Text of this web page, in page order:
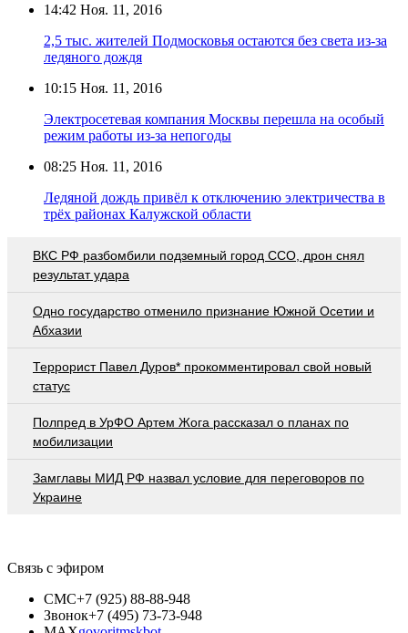
14:42 Ноя. 11, 2016
2,5 тыс. жителей Подмосковья остаются без света из-за
ледяного дождя
10:15 Ноя. 11, 2016
Электросетевая компания Москвы перешла на особый
режим работы из-за непогоды
08:25 Ноя. 11, 2016
Ледяной дождь привёл к отключению электричества в
трёх районах Калужской области
ВКС РФ разбомбили подземный город ССО, дрон снял
результат удара
Одно государство отменило признание Южной Осетии и
Абхазии
Террорист Павел Дуров* прокомментировал свой новый
статус
Полпред в УрФО Артем Жога рассказал о планах по
мобилизации
Замглавы МИД РФ назвал условие для переговоров по
Украине
Связь с эфиром
СМС+7 (925) 88-88-948
Звонок+7 (495) 73-73-948